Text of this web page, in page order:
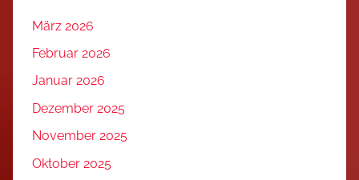
März 2026
Februar 2026
Januar 2026
Dezember 2025
November 2025
Oktober 2025